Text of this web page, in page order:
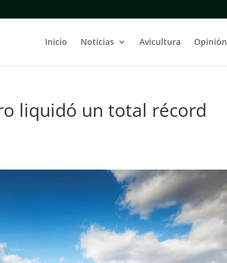
Inicio Noticias Avicultura Opinión
liquidó un total récord